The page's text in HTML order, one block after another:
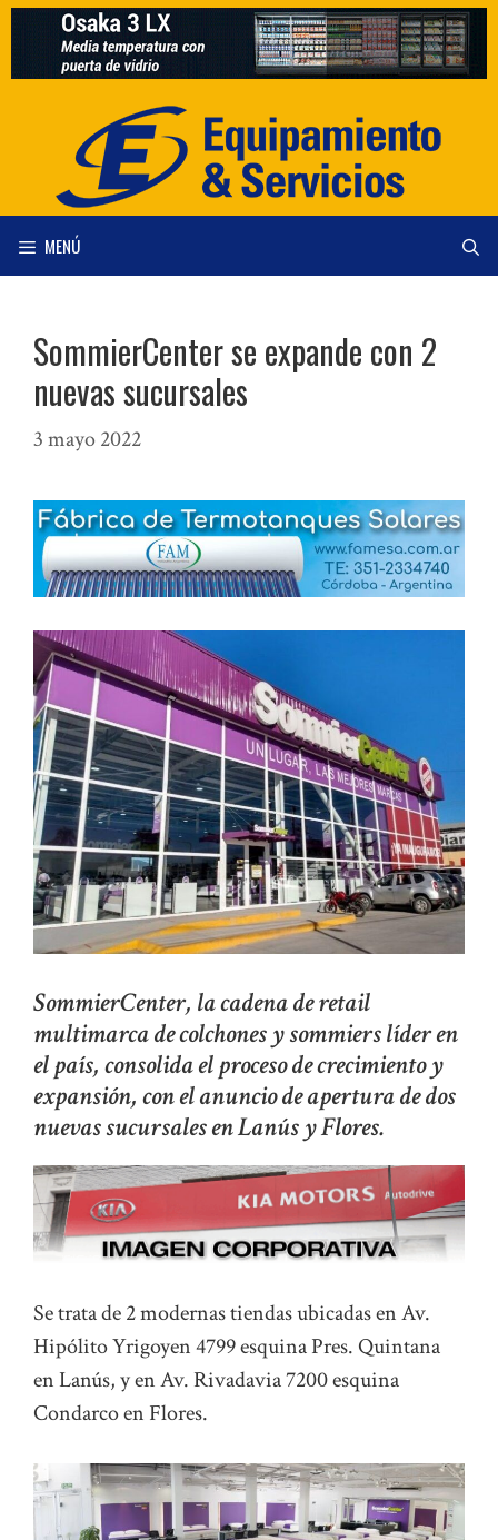
Saltar
contenido
MENÚ
SommierCenter se expande con 2
nuevas sucursales
3 mayo 2022
SommierCenter, la cadena de retail
multimarca de colchones y sommiers líder en
el país, consolida el proceso de crecimiento y
expansión, con el anuncio de apertura de dos
nuevas sucursales en Lanús y Flores.
Se trata de 2 modernas tiendas ubicadas en Av.
Hipólito Yrigoyen 4799 esquina Pres. Quintana
en Lanús, y en Av. Rivadavia 7200 esquina
Condarco en Flores.